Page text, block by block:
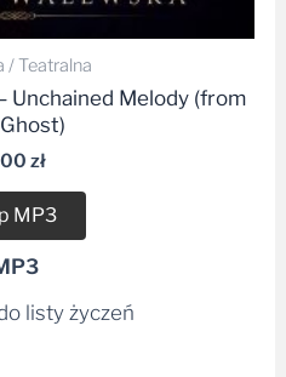
/ Teatralna
Odtwarzacz
plików
dźwiękowych
Unchained Melody (from
Ghost)
zł
MP3
listy życzeń